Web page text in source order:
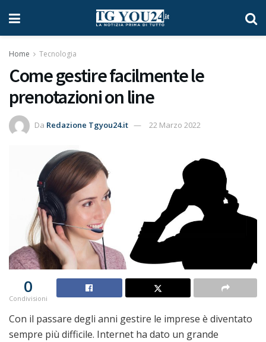
Home Tecnologia
Come gestire facilmente le
prenotazioni on line
Da Redazione Tgyou24.it 22 Marzo 2022
0
Condivisioni
Con il passare degli anni gestire le imprese è diventato
sempre più difficile. Internet ha dato un grande